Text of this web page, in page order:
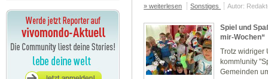
» weiterlesen Sonstiges Autor:
Spiel und
mir-Wochen“
Trotz widriger
komm!unity
Gemeinden